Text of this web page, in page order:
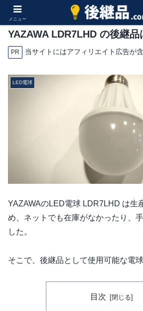
YAZAWA LDR7LHD の後継品
PR 当サイトにはアフィリエイト広告が
LED電球
YAZAWAのLED電球 LDR7LHD は生
め、ネットでも在庫がなかったり、
した。
そこで、後継品として使用可能な電
目次
メニュー